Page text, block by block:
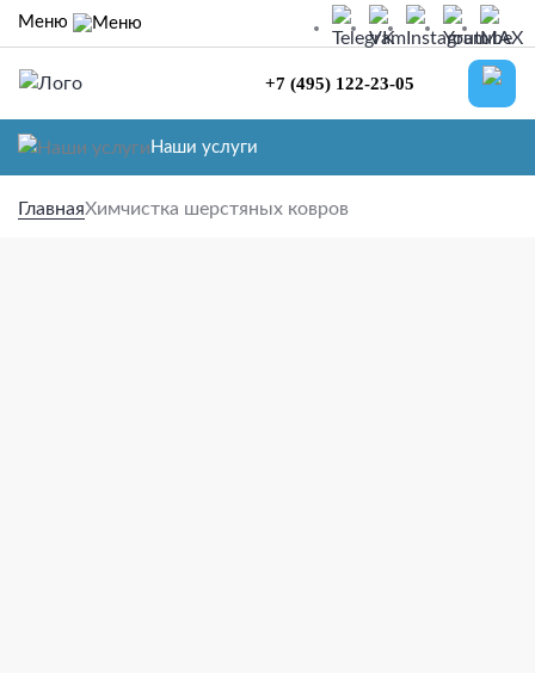
Skip
to
content
Меню
+7 (495) 122-23-05
Наши услуги
ГлавнаяХимчистка шерстяных ковров